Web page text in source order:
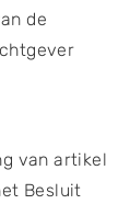
de
van artikel
Besluit